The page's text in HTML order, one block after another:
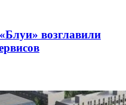
возглавили